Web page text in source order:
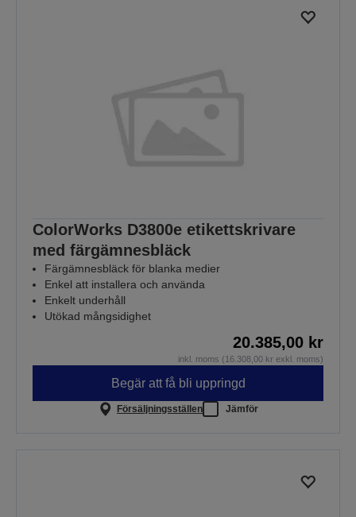
ColorWorks D3800e etikettskrivare
med färgämnesbläck
Färgämnesbläck för blanka medier
Enkel att installera och använda
Enkelt underhåll
Utökad mångsidighet
20.385,00 kr
inkl. moms (16.308,00 kr exkl. moms)
Begär att få bli uppringd
Försäljningsställen Jämför